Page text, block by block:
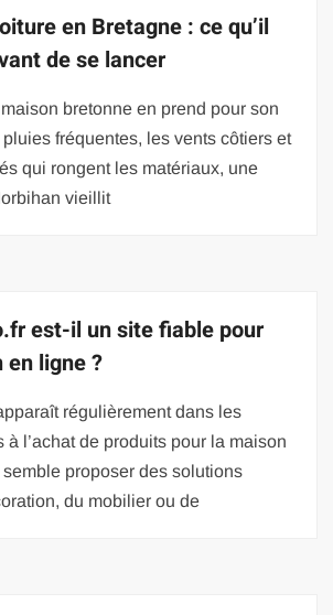
en Bretagne : ce qu’il
de se lancer
bretonne en prend pour son
fréquentes, les vents côtiers et
qui rongent les matériaux, une
vieillit
est-il un site fiable pour
ligne ?
régulièrement dans les
à l’achat de produits pour la maison
proposer des solutions
du mobilier ou de